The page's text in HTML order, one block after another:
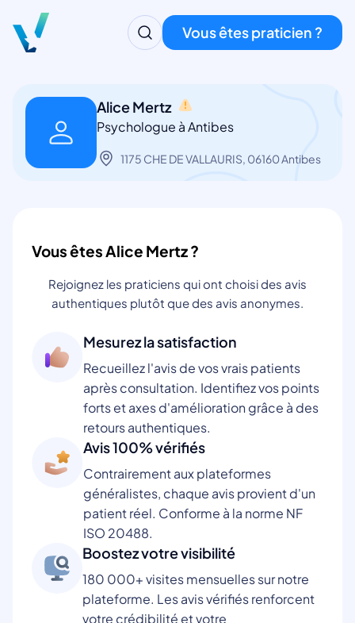
Vous êtes praticien ?
Alice Mertz
Psychologue à Antibes
1175 CHE DE VALLAURIS, 06160 Antibes
Vous êtes Alice Mertz ?
Rejoignez les praticiens qui ont choisi des avis
authentiques plutôt que des avis anonymes.
Mesurez la satisfaction
Recueillez l'avis de vos vrais patients
après consultation. Identifiez vos points
forts et axes d'amélioration grâce à des
retours authentiques.
Avis 100% vérifiés
Contrairement aux plateformes
généralistes, chaque avis provient d'un
patient réel. Conforme à la norme NF
ISO 20488.
Boostez votre visibilité
180 000+ visites mensuelles sur notre
plateforme. Les avis vérifiés renforcent
votre crédibilité et votre